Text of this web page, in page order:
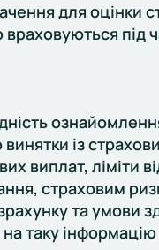
для оцінки
під
із
виплат, ліміти
страховим
та умови
таку інформацію